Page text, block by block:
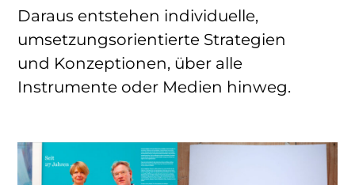
Daraus entstehen individuelle,
umsetzungsorientierte Strategien
und Konzeptionen, über alle
Instrumente oder Medien hinweg.